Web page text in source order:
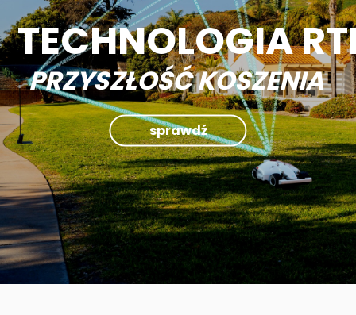
TECHNOLOGIA
PRZYSZŁOŚĆ KOSZENIA
sprawdź